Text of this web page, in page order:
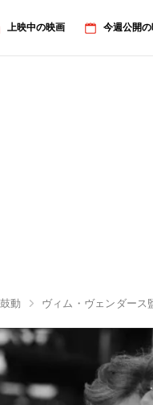
上映中の映画 今週公開
動 ヴィム・ヴェンダース